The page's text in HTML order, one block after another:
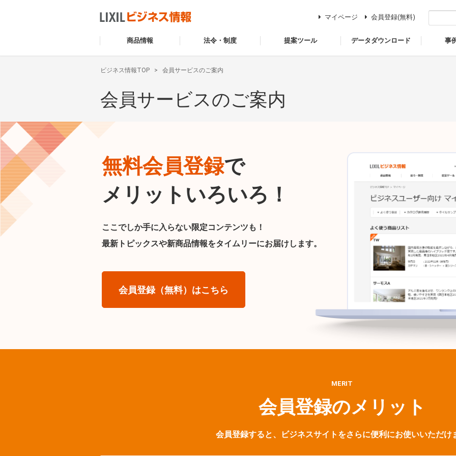
商品情報 法令・制度 提案ツール データダウンロード 事
マイページ 会員登録(無料)
ビジネス情報TOP 会員サービスのご案内
会員サービスのご案内
無料会員登録で
メリットいろいろ！
ここでしか手に入らない限定コンテンツも！
最新トピックスや新商品情報をタイムリーにお届けします。
会員登録（無料）はこちら
MERIT
会員登録のメリット
会員登録すると、ビジネスサイトをさらに便利にお使いいただけ